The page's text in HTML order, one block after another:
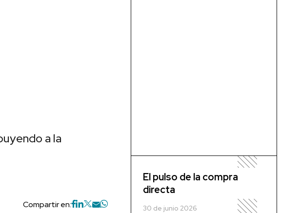
a la
Compartir en:
El pulso de la compra
directa
30 de junio 2026